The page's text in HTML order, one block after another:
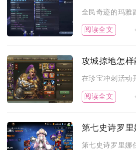
阅读全文
阅读全文